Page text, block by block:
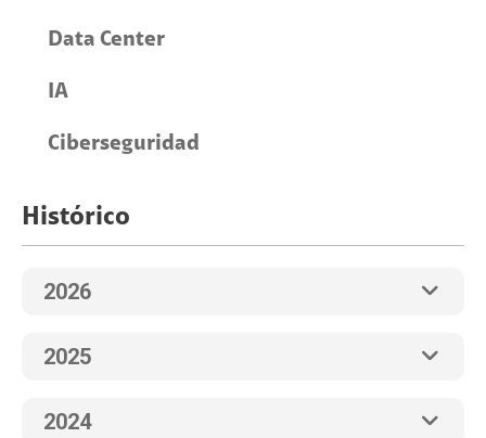
Data Center
IA
Ciberseguridad
Histórico
2026
2025
2024